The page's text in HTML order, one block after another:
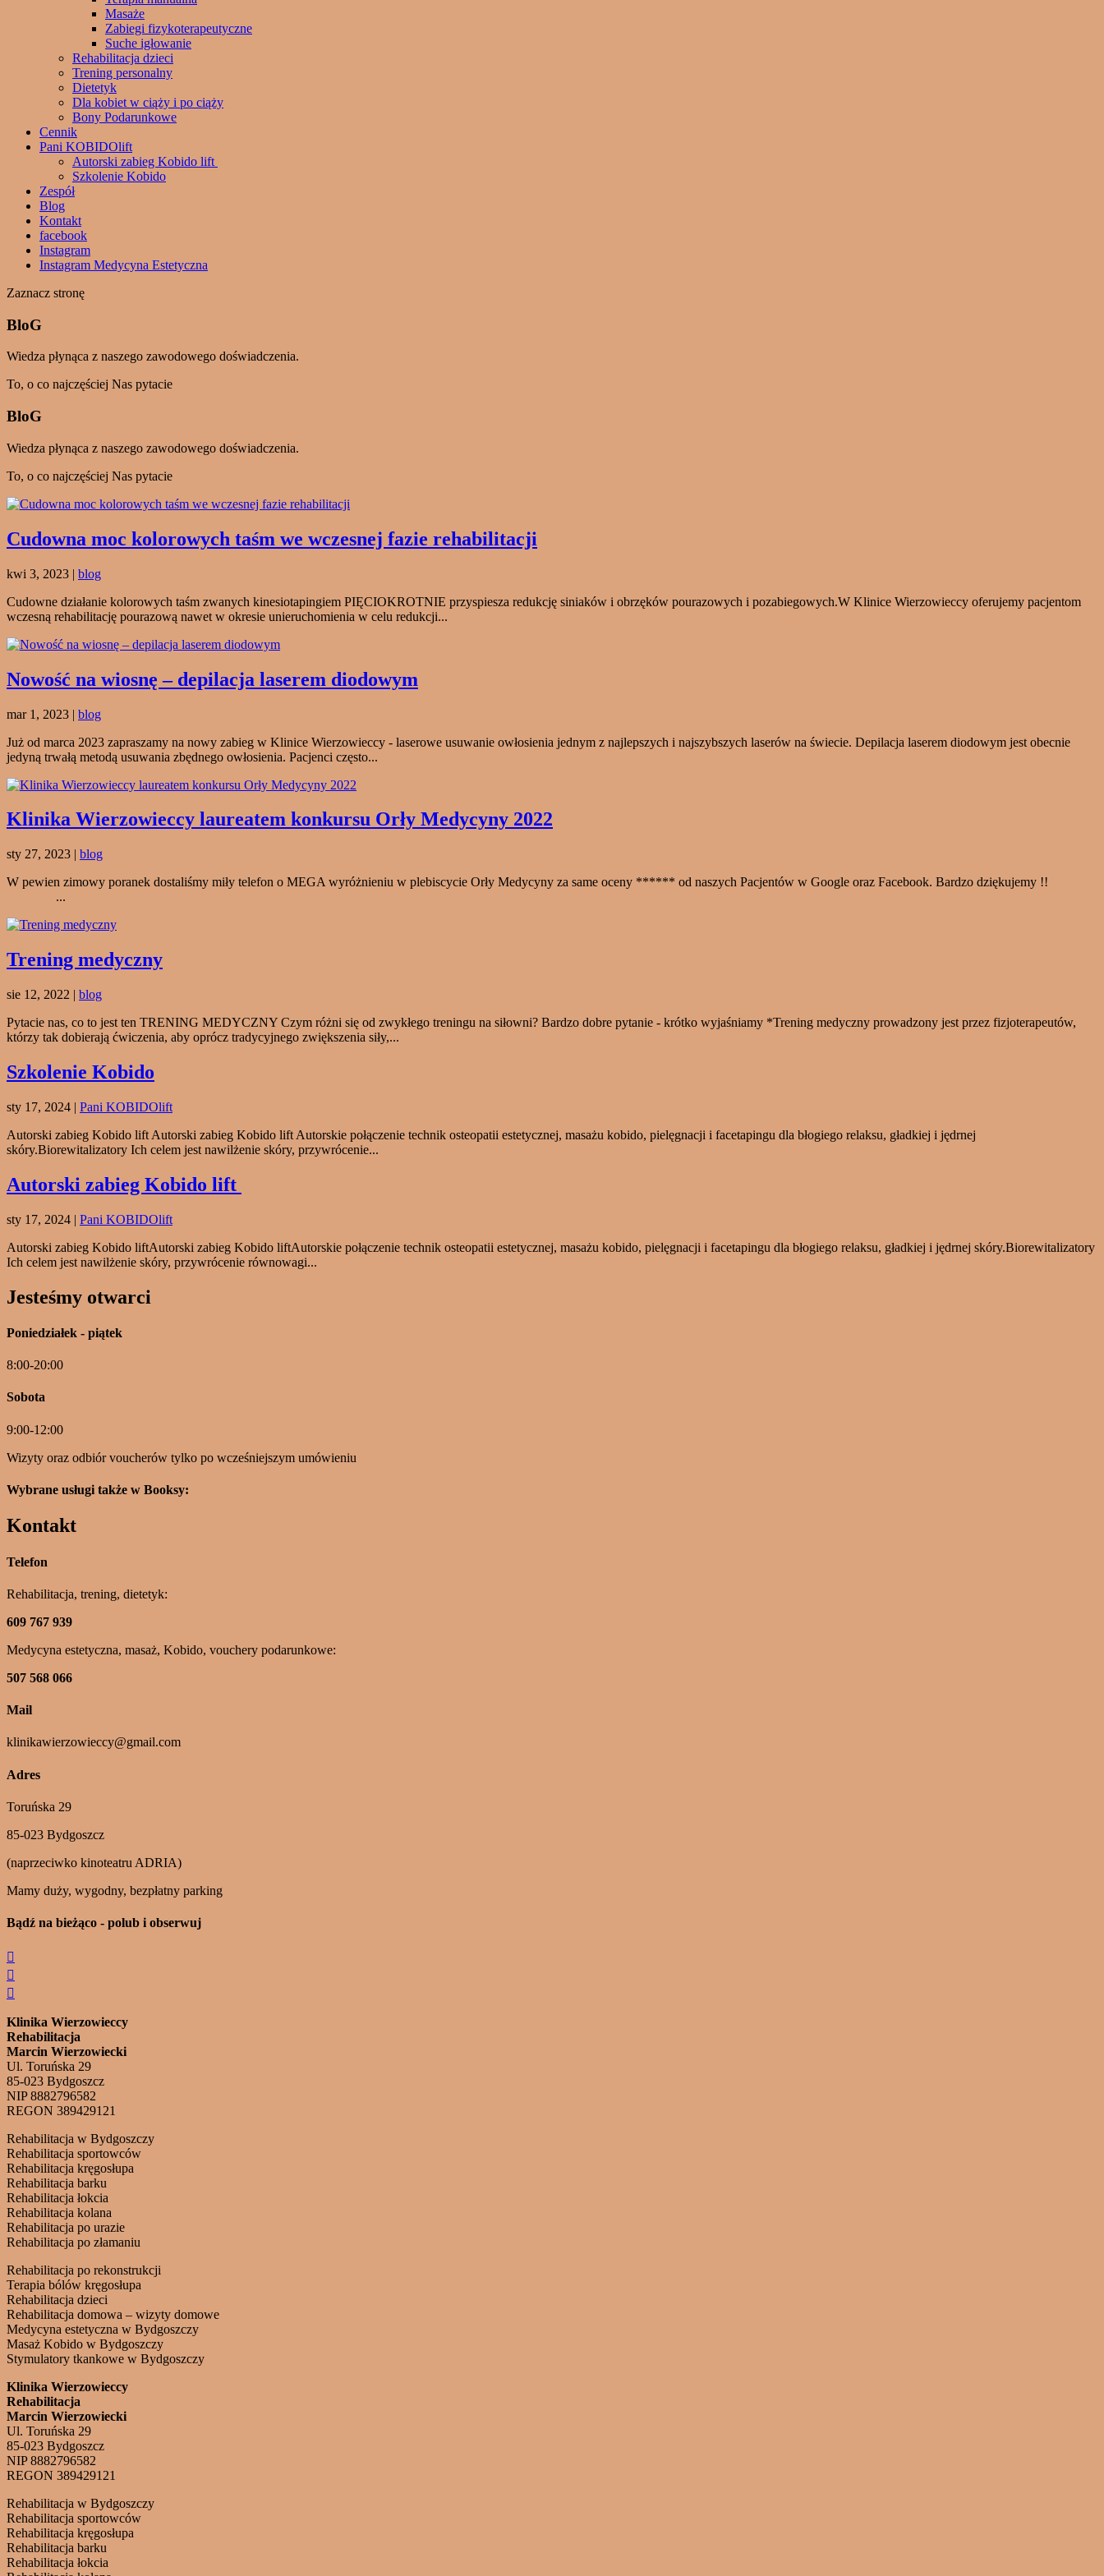
Masaże
Zabiegi fizykoterapeutyczne
Suche igłowanie
Rehabilitacja dzieci
Trening personalny
Dietetyk
Dla kobiet w ciąży i po ciąży
Bony Podarunkowe
Cennik
Pani KOBIDOlift
Autorski zabieg Kobido lift
Szkolenie Kobido
Zespół
Blog
Kontakt
facebook
Instagram
Instagram Medycyna Estetyczna
Zaznacz stronę
BloG
Wiedza płynąca z naszego zawodowego doświadczenia.
To, o co najczęściej Nas pytacie
BloG
Wiedza płynąca z naszego zawodowego doświadczenia.
To, o co najczęściej Nas pytacie
Cudowna moc kolorowych taśm we wczesnej fazie rehabilitacji
kwi 3, 2023 | blog
Cudowne działanie kolorowych taśm zwanych kinesiotapingiem PIĘCIOKROTNIE przyspiesza redukcję siniaków i obrzęków pourazowych i pozabiegowych.W Klinice Wierzowieccy oferujemy pacjentom
wczesną rehabilitację pourazową nawet w okresie unieruchomienia w celu redukcji...
Nowość na wiosnę – depilacja laserem diodowym
mar 1, 2023 | blog
Już od marca 2023 zapraszamy na nowy zabieg w Klinice Wierzowieccy - laserowe usuwanie owłosienia jednym z najlepszych i najszybszych laserów na świecie. Depilacja laserem diodowym jest obecnie
jedyną trwałą metodą usuwania zbędnego owłosienia. Pacjenci często...
Klinika Wierzowieccy laureatem konkursu Orły Medycyny 2022
sty 27, 2023 | blog
W pewien zimowy poranek dostaliśmy miły telefon o MEGA wyróżnieniu w plebiscycie Orły Medycyny za same oceny ****** od naszych Pacjentów w Google oraz Facebook. Bardzo dziękujemy !!
...
Trening medyczny
sie 12, 2022 | blog
Pytacie nas, co to jest ten TRENING MEDYCZNY Czym różni się od zwykłego treningu na siłowni? Bardzo dobre pytanie - krótko wyjaśniamy *Trening medyczny prowadzony jest przez fizjoterapeutów,
którzy tak dobierają ćwiczenia, aby oprócz tradycyjnego zwiększenia siły,...
Szkolenie Kobido
sty 17, 2024 | Pani KOBIDOlift
Autorski zabieg Kobido lift Autorski zabieg Kobido lift Autorskie połączenie technik osteopatii estetycznej, masażu kobido, pielęgnacji i facetapingu dla błogiego relaksu, gładkiej i jędrnej
skóry.Biorewitalizatory Ich celem jest nawilżenie skóry, przywrócenie...
Autorski zabieg Kobido lift
sty 17, 2024 | Pani KOBIDOlift
Autorski zabieg Kobido liftAutorski zabieg Kobido liftAutorskie połączenie technik osteopatii estetycznej, masażu kobido, pielęgnacji i facetapingu dla błogiego relaksu, gładkiej i jędrnej skóry.Biorewitalizatory
Ich celem jest nawilżenie skóry, przywrócenie równowagi...
Jesteśmy otwarci
Poniedziałek - piątek
8:00-20:00
Sobota
9:00-12:00
Wizyty oraz odbiór voucherów tylko po wcześniejszym umówieniu
Wybrane usługi także w Booksy:
Kontakt
Telefon
Rehabilitacja, trening, dietetyk:
609 767 939
Medycyna estetyczna, masaż, Kobido, vouchery podarunkowe:
507 568 066
Mail
klinikawierzowieccy@gmail.com
Adres
Toruńska 29
85-023 Bydgoszcz
(naprzeciwko kinoteatru ADRIA)
Mamy duży, wygodny, bezpłatny parking
Bądź na bieżąco - polub i obserwuj



Klinika Wierzowieccy
Rehabilitacja
Marcin Wierzowiecki
Ul. Toruńska 29
85-023 Bydgoszcz
NIP 8882796582
REGON 389429121
Rehabilitacja w Bydgoszczy
Rehabilitacja sportowców
Rehabilitacja kręgosłupa
Rehabilitacja barku
Rehabilitacja łokcia
Rehabilitacja kolana
Rehabilitacja po urazie
Rehabilitacja po złamaniu
Rehabilitacja po rekonstrukcji
Terapia bólów kręgosłupa
Rehabilitacja dzieci
Rehabilitacja domowa – wizyty domowe
Medycyna estetyczna w Bydgoszczy
Masaż Kobido w Bydgoszczy
Stymulatory tkankowe w Bydgoszczy
Klinika Wierzowieccy
Rehabilitacja
Marcin Wierzowiecki
Ul. Toruńska 29
85-023 Bydgoszcz
NIP 8882796582
REGON 389429121
Rehabilitacja w Bydgoszczy
Rehabilitacja sportowców
Rehabilitacja kręgosłupa
Rehabilitacja barku
Rehabilitacja łokcia